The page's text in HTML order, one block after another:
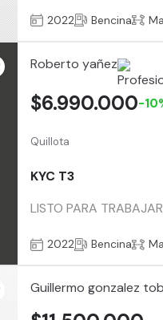
2022 Bencina
Roberto yañez
Quillota
KYC T3
LISTO PARA
$6.990.000-
2022 Bencina
Guillermo gonzalez